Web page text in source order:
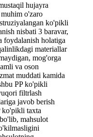
hujayra
o'zaro
ko'pikli
nisbati 3 baravar,
foydalanish holatiga
materiallar
mog'orga
va oson
muddati kamida
PP ko'pikli
filtrlash
javob berish
ko'pikli taxta
mahsulot